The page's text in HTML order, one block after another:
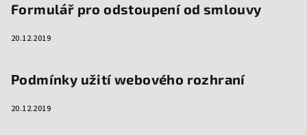
Formulář pro odstoupení od smlouvy
20.12.2019
Podmínky užití webového rozhraní
20.12.2019